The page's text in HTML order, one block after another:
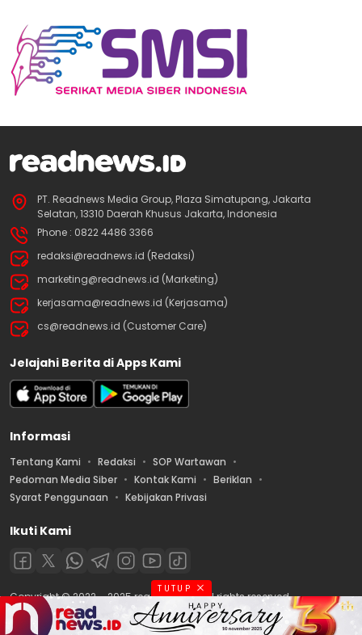
PT. Readnews Media Group, Plaza Simatupang, Jakarta
Selatan, 13310 Daerah Khusus Jakarta, Indonesia
Phone : 0822 4486 3366
redaksi@readnews.id (Redaksi)
marketing@readnews.id (Marketing)
kerjasama@readnews.id (Kerjasama)
cs@readnews.id (Customer Care)
Jelajahi Berita di Apps Kami
Informasi
Tentang Kami Redaksi
SOP Wartawan
Pedoman Media Siber
Kontak Kami
Beriklan
Syarat Penggunaan
Kebijakan Privasi
Ikuti Kami
Copyright © 2022 – 2025 readnews.id | All rights reserved.
TUTUP